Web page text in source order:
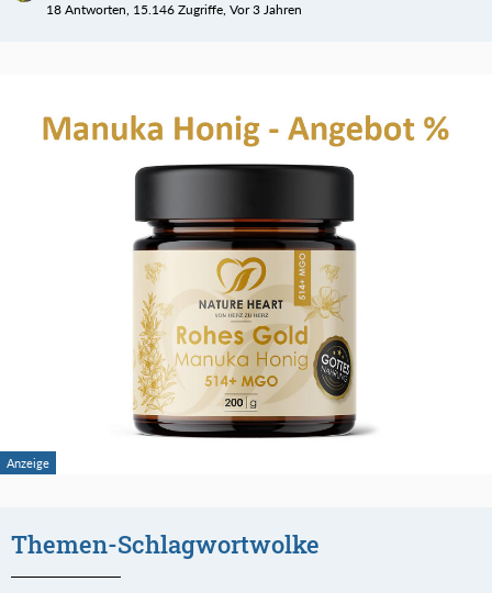
18 Antworten, 15.146 Zugriffe, Vor 3 Jahren
Themen-Schlagwortwolke